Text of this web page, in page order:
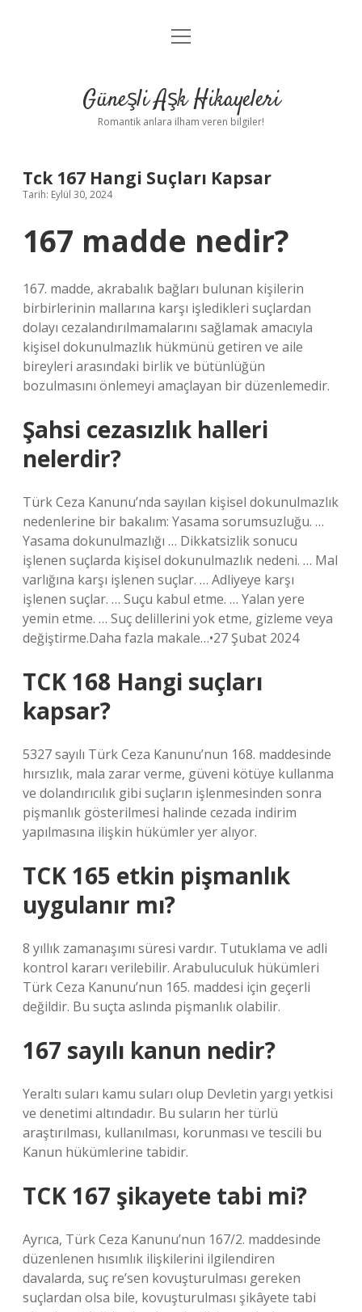
Anasayfa
Yasal Uyarı
menüyü
Güneşli Aşk Hikayeleri
Romantik anlara ilham veren bilgiler!
Tck 167 Hangi Suçları Kapsar
Tarih: Eylül 30, 2024
167 madde nedir?
167. madde, akrabalık bağları bulunan kişilerin
birbirlerinin mallarına karşı işledikleri suçlardan
dolayı cezalandırılmamalarını sağlamak amacıyla
kişisel dokunulmazlık hükmünü getiren ve aile
bireyleri arasındaki birlik ve bütünlüğün
bozulmasını önlemeyi amaçlayan bir düzenlemedir.
Şahsi cezasızlık halleri
nelerdir?
Türk Ceza Kanunu’nda sayılan kişisel dokunulmazlık
nedenlerine bir bakalım: Yasama sorumsuzluğu. …
Yasama dokunulmazlığı … Dikkatsizlik sonucu
işlenen suçlarda kişisel dokunulmazlık nedeni. … Mal
varlığına karşı işlenen suçlar. … Adliyeye karşı
işlenen suçlar. … Suçu kabul etme. … Yalan yere
yemin etme. … Suç delillerini yok etme, gizleme veya
değiştirme.Daha fazla makale…•27 Şubat 2024
TCK 168 Hangi suçları
kapsar?
5327 sayılı Türk Ceza Kanunu’nun 168. maddesinde
hırsızlık, mala zarar verme, güveni kötüye kullanma
ve dolandırıcılık gibi suçların işlenmesinden sonra
pişmanlık gösterilmesi halinde cezada indirim
yapılmasına ilişkin hükümler yer alıyor.
TCK 165 etkin pişmanlık
uygulanır mı?
8 yıllık zamanaşımı süresi vardır. Tutuklama ve adli
kontrol kararı verilebilir. Arabuluculuk hükümleri
Türk Ceza Kanunu’nun 165. maddesi için geçerli
değildir. Bu suçta aslında pişmanlık olabilir.
167 sayılı kanun nedir?
Yeraltı suları kamu suları olup Devletin yargı yetkisi
ve denetimi altındadır. Bu suların her türlü
araştırılması, kullanılması, korunması ve tescili bu
Kanun hükümlerine tabidir.
TCK 167 şikayete tabi mi?
Ayrıca, Türk Ceza Kanunu’nun 167/2. maddesinde
düzenlenen hısımlık ilişkilerini ilgilendiren
davalarda, suç re’sen kovuşturulması gereken
suçlardan olsa bile, kovuşturulması şikâyete tabi